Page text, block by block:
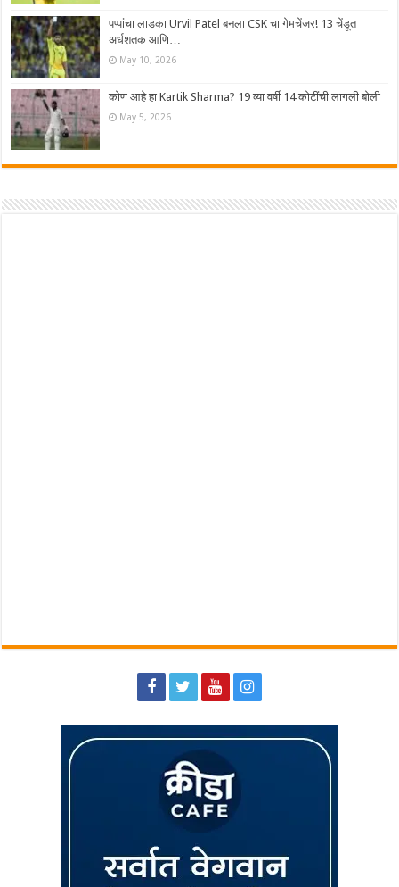
पप्पांचा लाडका Urvil Patel बनला CSK चा गेमचेंजर! 13 चेंडूत
अर्धशतक आणि…
May 10, 2026
कोण आहे हा Kartik Sharma? 19 व्या वर्षी 14 कोटींची लागली बोली
May 5, 2026